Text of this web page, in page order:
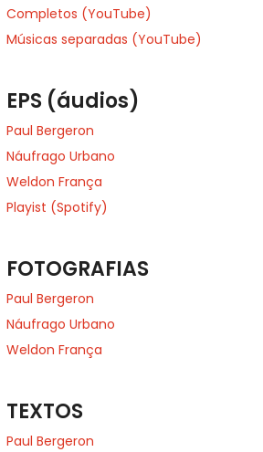
Completos (YouTube)
Músicas separadas (YouTube)
EPS (áudios)
Paul Bergeron
Náufrago Urbano
Weldon França
Playist (Spotify)
FOTOGRAFIAS
Paul Bergeron
Náufrago Urbano
Weldon França
TEXTOS
Paul Bergeron